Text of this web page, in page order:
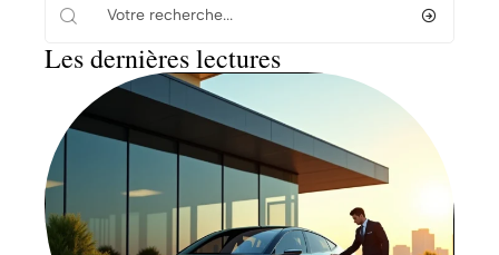
Les dernières lectures